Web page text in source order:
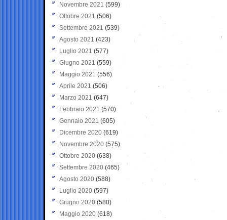
Novembre 2021 (599)
Ottobre 2021 (506)
Settembre 2021 (539)
Agosto 2021 (423)
Luglio 2021 (577)
Giugno 2021(559)
Maggio 2021 (556)
Aprile 2021 (506)
Marzo 2021 (647)
Febbraio 2021 (570)
Gennaio 2021 (605)
Dicembre 2020 (619)
Novembre 2020 (575)
Ottobre 2020 (638)
Settembre 2020(465)
Agosto 2020 (588)
Luglio 2020 (597)
Giugno 2020 (580)
Maggio 2020 (618)